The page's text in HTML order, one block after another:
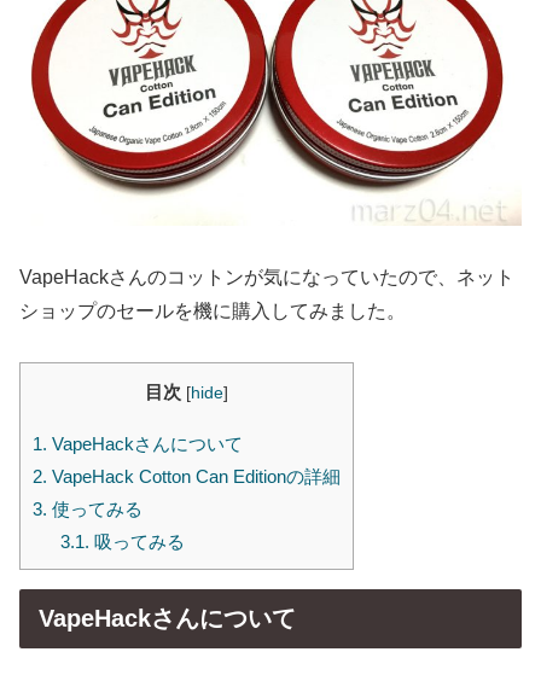
VapeHackさんのコットンが気になっていたので、ネット
ショップのセールを機に購入してみました。
目次 [hide]
1. VapeHackさんについて
2. VapeHack Cotton Can Editionの詳細
3. 使ってみる
3.1. 吸ってみる
VapeHackさんについて